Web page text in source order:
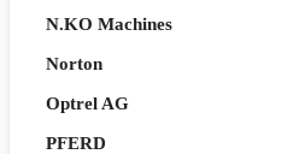
N.KO Machines
Norton
Optrel AG
PFERD